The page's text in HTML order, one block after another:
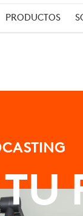
PRODUCTOS